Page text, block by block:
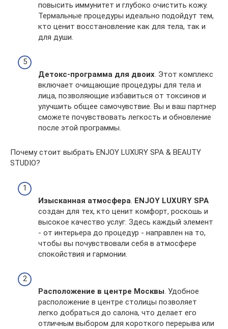
повысить иммунитет и глубоко очистить кожу.
Термальные процедуры идеально подойдут тем,
кто ценит восстановление как для тела, так и
для души.
Детокс-программа для двоих. Этот комплекс
включает очищающие процедуры для тела и
лица, позволяющие избавиться от токсинов и
улучшить общее самочувствие. Вы и ваш партнер
сможете почувствовать легкость и обновление
после этой программы.
Почему стоит выбрать ENJOY LUXURY SPA & BEAUTY
STUDIO?
Изысканная атмосфера ENJOY LUXURY SPA
создан для тех, кто ценит комфорт, роскошь и
высокое качество услуг. Здесь каждый элемент
- от интерьера до процедур - направлен на то,
чтобы вы почувствовали себя в атмосфере
спокойствия и гармонии.
Расположение в центре Москвы . Удобное
расположение в центре столицы позволяет
легко добраться до салона, что делает его
отличным выбором для короткого перерыва или